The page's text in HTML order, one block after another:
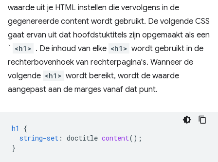
waarde uit je HTML instellen die vervolgens in de
gegenereerde content wordt gebruikt. De volgende CSS
gaat ervan uit dat hoofdstuktitels zijn opgemaakt als een
` <h1> . De inhoud van elke <h1> wordt gebruikt in de
rechterbovenhoek van rechterpagina's. Wanneer de
volgende <h1> wordt bereikt, wordt de waarde
aangepast aan de marges vanaf dat punt.
h1
{
string-set : doctitle content();
}